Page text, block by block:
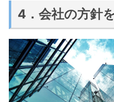
4．会社の方針